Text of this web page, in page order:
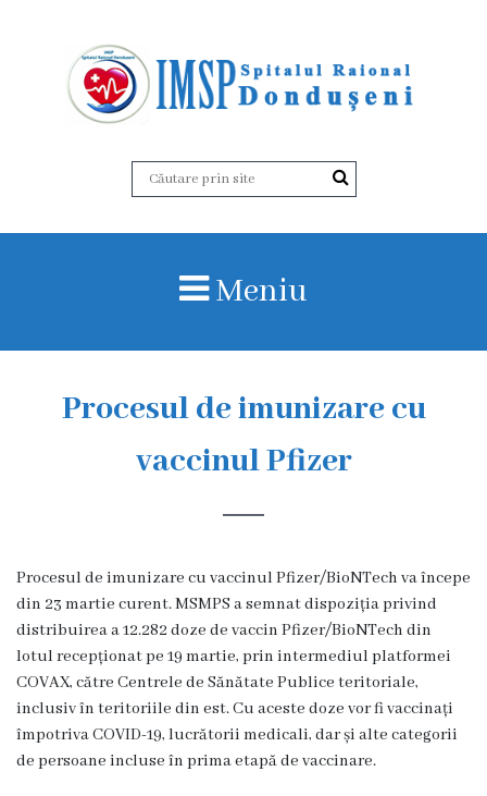
o
r
i
a
O
Meniu
Procesul de imunizare cu
vaccinul Pfizer
Procesul de imunizare cu vaccinul Pfizer/BioNTech va începe
din 23 martie curent. MSMPS a semnat dispoziția privind
distribuirea a 12.282 doze de vaccin Pfizer/BioNTech din
lotul recepționat pe 19 martie, prin intermediul platformei
COVAX, către Centrele de Sănătate Publice teritoriale,
inclusiv în teritoriile din est. Cu aceste doze vor fi vaccinați
împotriva COVID-19, lucrătorii medicali, dar și alte categorii
de persoane incluse în prima etapă de vaccinare.